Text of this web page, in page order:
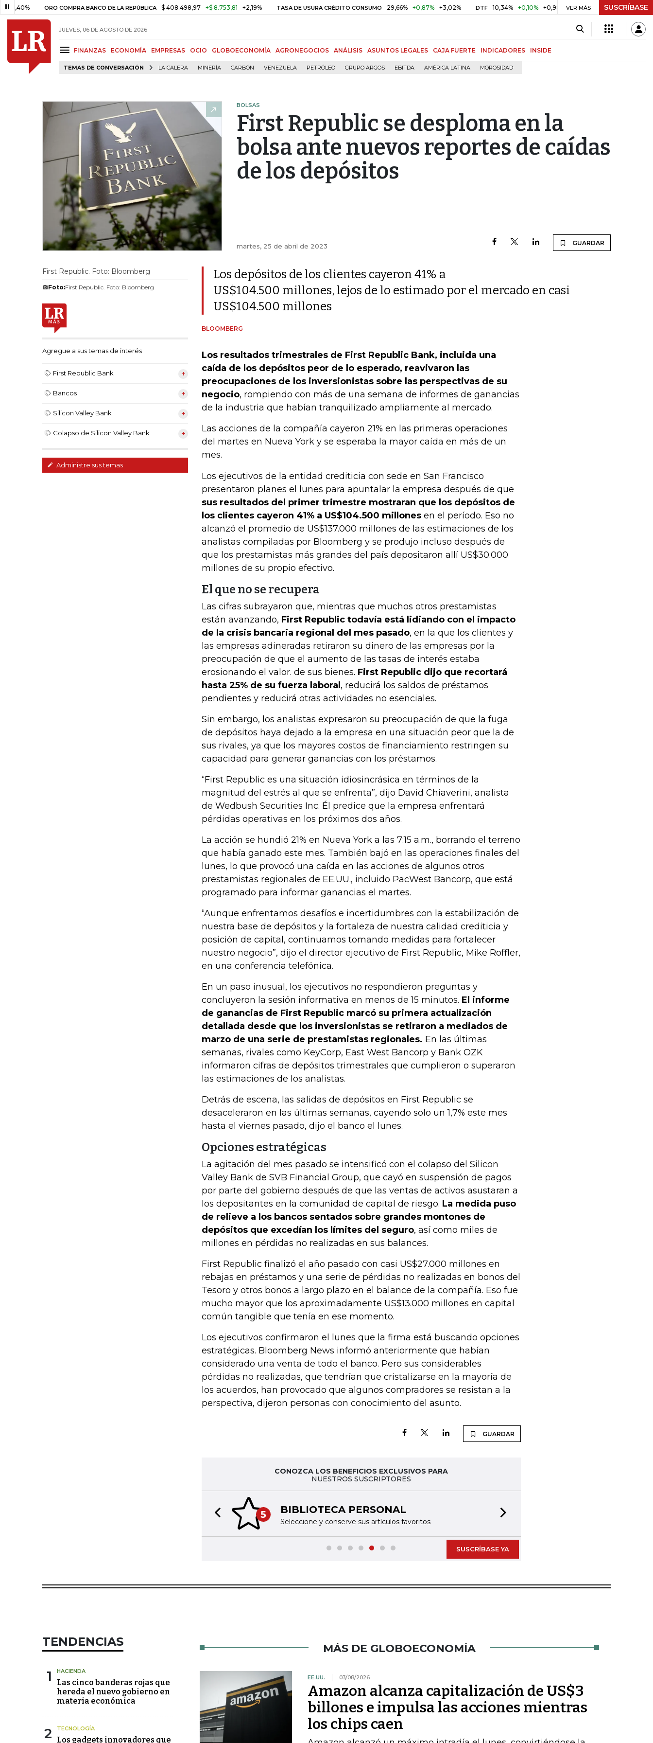
ORO COMPRA BANCO DE LA REPÚBLICA $ 408.498,97 +$ 8.753,81 +2,19% TASA DE USURA CRÉDITO CONSUMO 29,66% +0,87% +3,02% DTF 10,34% +0,10% +0,98% UVR $ 416,91 +$ 0,05 +0,01%
VER MÁS SUSCRÍBASE
JUEVES, 06 DE AGOSTO DE 2026
FINANZAS ECONOMÍA EMPRESAS OCIO GLOBOECONOMÍA AGRONEGOCIOS ANÁLISIS ASUNTOS LEGALES CAJA FUERTE INDICADORES INSIDE
TEMAS DE CONVERSACIÓN LA CALERA MINERÍA CARBÓN VENEZUELA PETRÓLEO GRUPO ARGOS EBITDA AMÉRICA LATINA MOROSIDAD
BOLSAS
First Republic se desploma en la
bolsa ante nuevos reportes de caídas
de los depósitos
martes, 25 de abril de 2023 GUARDAR
First Republic. Foto: Bloomberg
Foto:First Republic. Foto: Bloomberg
Agregue a sus temas de interés
First Republic Bank
Bancos
Silicon Valley Bank
Colapso de Silicon Valley Bank
Administre sus temas
Los depósitos de los clientes cayeron 41% a
US$104.500 millones, lejos de lo estimado por el mercado en casi
US$104.500 millones
BLOOMBERG
Los resultados trimestrales de First Republic Bank, incluida una
caída de los depósitos peor de lo esperado, reavivaron las
preocupaciones de los inversionistas sobre las perspectivas de su
negocio, rompiendo con más de una semana de informes de ganancias
de la industria que habían tranquilizado ampliamente al mercado.
Las acciones de la compañía cayeron 21% en las primeras operaciones
del martes en Nueva York y se esperaba la mayor caída en más de un
mes.
Los ejecutivos de la entidad crediticia con sede en San Francisco
presentaron planes el lunes para apuntalar la empresa después de que
sus resultados del primer trimestre mostraran que los depósitos de
los clientes cayeron 41% a US$104.500 millones en el período. Eso no
alcanzó el promedio de US$137.000 millones de las estimaciones de los
analistas compiladas por Bloomberg y se produjo incluso después de
que los prestamistas más grandes del país depositaron allí US$30.000
millones de su propio efectivo.
El que no se recupera
Las cifras subrayaron que, mientras que muchos otros prestamistas
están avanzando, First Republic todavía está lidiando con el impacto
de la crisis bancaria regional del mes pasado, en la que los clientes y
las empresas adineradas retiraron su dinero de las empresas por la
preocupación de que el aumento de las tasas de interés estaba
erosionando el valor. de sus bienes. First Republic dijo que recortará
hasta 25% de su fuerza laboral , reducirá los saldos de préstamos
pendientes y reducirá otras actividades no esenciales.
Sin embargo, los analistas expresaron su preocupación de que la fuga
de depósitos haya dejado a la empresa en una situación peor que la de
sus rivales, ya que los mayores costos de financiamiento restringen su
capacidad para generar ganancias con los préstamos.
“First Republic es una situación idiosincrásica en términos de la
magnitud del estrés al que se enfrenta”, dijo David Chiaverini, analista
de Wedbush Securities Inc. Él predice que la empresa enfrentará
pérdidas operativas en los próximos dos años.
La acción se hundió 21% en Nueva York a las 7:15 a.m., borrando el terreno
que había ganado este mes. También bajó en las operaciones finales del
lunes, lo que provocó una caída en las acciones de algunos otros
prestamistas regionales de EE.UU., incluido PacWest Bancorp, que está
programado para informar ganancias el martes.
“Aunque enfrentamos desafíos e incertidumbres con la estabilización de
nuestra base de depósitos y la fortaleza de nuestra calidad crediticia y
posición de capital, continuamos tomando medidas para fortalecer
nuestro negocio”, dijo el director ejecutivo de First Republic, Mike Roffler,
en una conferencia telefónica.
En un paso inusual, los ejecutivos no respondieron preguntas y
concluyeron la sesión informativa en menos de 15 minutos. El informe
de ganancias de First Republic marcó su primera actualización
detallada desde que los inversionistas se retiraron a mediados de
marzo de una serie de prestamistas regionales. En las últimas
semanas, rivales como KeyCorp, East West Bancorp y Bank OZK
informaron cifras de depósitos trimestrales que cumplieron o superaron
las estimaciones de los analistas.
Detrás de escena, las salidas de depósitos en First Republic se
desaceleraron en las últimas semanas, cayendo solo un 1,7% este mes
hasta el viernes pasado, dijo el banco el lunes.
Opciones estratégicas
La agitación del mes pasado se intensificó con el colapso del Silicon
Valley Bank de SVB Financial Group, que cayó en suspensión de pagos
por parte del gobierno después de que las ventas de activos asustaran a
los depositantes en la comunidad de capital de riesgo. La medida puso
de relieve a los bancos sentados sobre grandes montones de
depósitos que excedían los límites del seguro, así como miles de
millones en pérdidas no realizadas en sus balances.
First Republic finalizó el año pasado con casi US$27.000 millones en
rebajas en préstamos y una serie de pérdidas no realizadas en bonos del
Tesoro y otros bonos a largo plazo en el balance de la compañía. Eso fue
mucho mayor que los aproximadamente US$13.000 millones en capital
común tangible que tenía en ese momento.
Los ejecutivos confirmaron el lunes que la firma está buscando opciones
estratégicas. Bloomberg News informó anteriormente que habían
considerado una venta de todo el banco. Pero sus considerables
pérdidas no realizadas, que tendrían que cristalizarse en la mayoría de
los acuerdos, han provocado que algunos compradores se resistan a la
perspectiva, dijeron personas con conocimiento del asunto.
GUARDAR
CONOZCA LOS BENEFICIOS EXCLUSIVOS PARA
NUESTROS SUSCRIPTORES
5 BIBLIOTECA PERSONAL
Seleccione y conserve sus artículos favoritos
Previous slide
SUSCRÍBASE YA
TENDENCIAS
1 HACIENDA
Las cinco banderas rojas que
hereda el nuevo gobierno en
materia económica
2 TECNOLOGÍA
Los gadgets innovadores que
MÁS DE GLOBOECONOMÍA
EE.UU. 03/08/2026
Amazon alcanza capitalización de US$3
billones e impulsa las acciones mientras
los chips caen